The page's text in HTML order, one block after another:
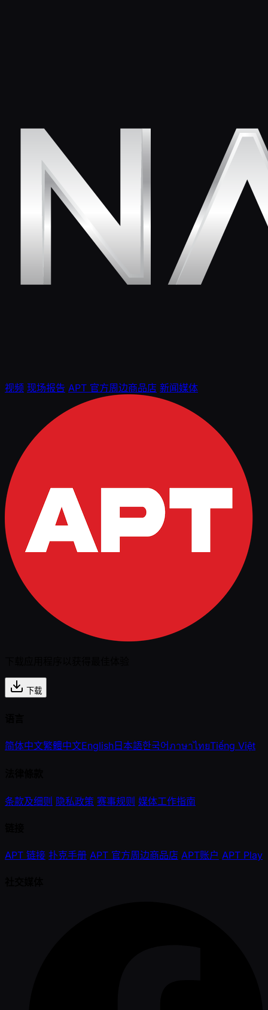
视频 现场报告 APT 官方周边商品店 新闻媒体
下载
简体中文繁體中文English日本語한국어ภาษาไทยTiếng Việt
条款及细则 隐私政策 赛事规则 媒体工作指南
APT 链接 扑克手册 APT 官方周边商品店 APT账户 APT Play